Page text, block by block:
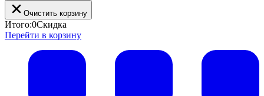
Очистить корзину
Итого:0Скидка
Перейти в корзину